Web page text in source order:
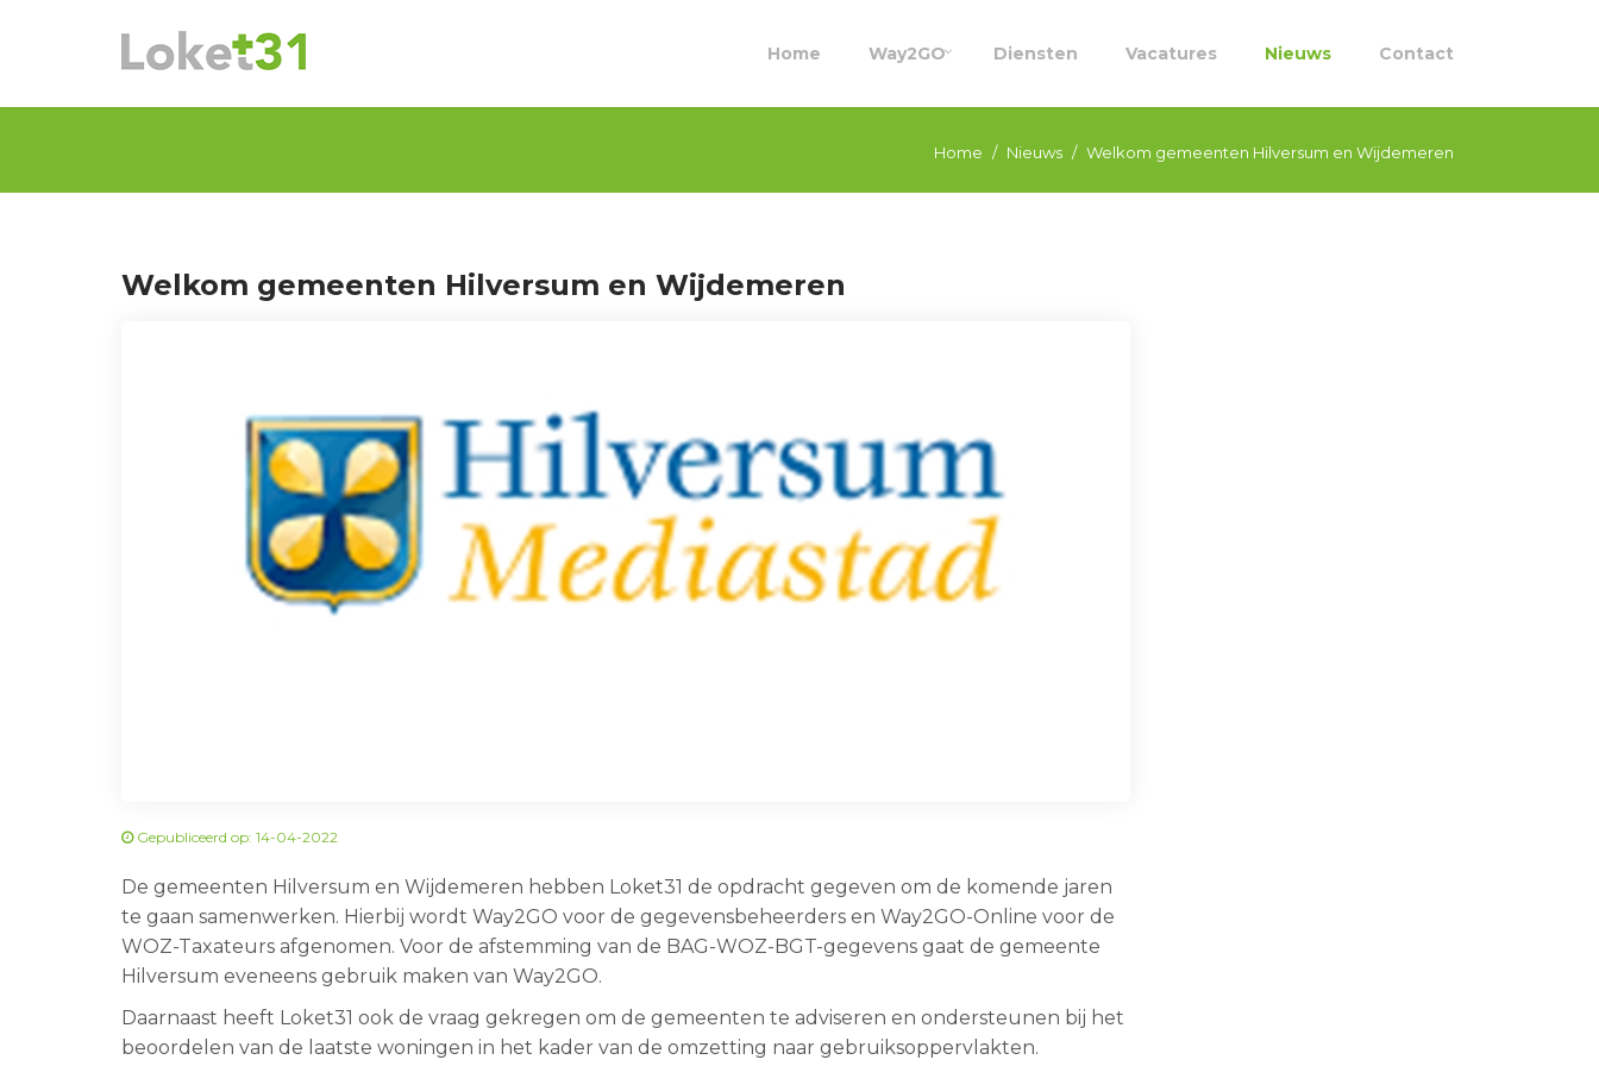
Home Way2GO Diensten Vacatures Nieuws Contact
Home Nieuws Welkom gemeenten Hilversum en Wijdemeren
Welkom gemeenten Hilversum en Wijdemeren
Gepubliceerd op: 14-04-2022
De gemeenten Hilversum en Wijdemeren hebben Loket31 de opdracht gegeven om de komende jaren
te gaan samenwerken. Hierbij wordt Way2GO voor de gegevensbeheerders en Way2GO-Online voor de
WOZ-Taxateurs afgenomen. Voor de afstemming van de BAG-WOZ-BGT-gegevens gaat de gemeente
Hilversum eveneens gebruik maken van Way2GO.
Daarnaast heeft Loket31 ook de vraag gekregen om de gemeenten te adviseren en ondersteunen bij het
beoordelen van de laatste woningen in het kader van de omzetting naar gebruiksoppervlakten.